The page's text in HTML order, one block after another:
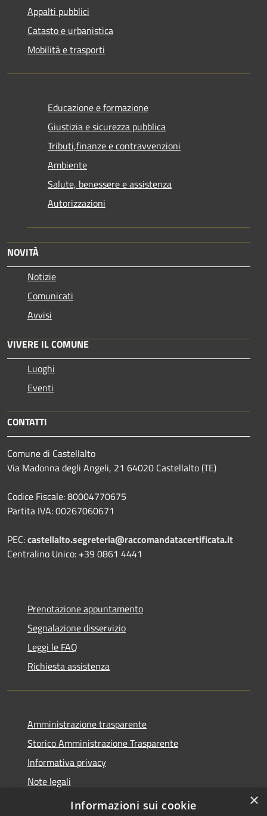
Appalti pubblici
Catasto e urbanistica
Mobilità e trasporti
Educazione e formazione
Giustizia e sicurezza pubblica
Tributi,finanze e contravvenzioni
Ambiente
Salute, benessere e assistenza
Autorizzazioni
NOVITÀ
Notizie
Comunicati
Avvisi
VIVERE IL COMUNE
Luoghi
Eventi
CONTATTI
Comune di Castellalto
Via Madonna degli Angeli, 21 64020 Castellalto (TE)
Codice Fiscale: 80004770675
Partita IVA: 00267060671
PEC:castellalto.segreteria@raccomandatacertificata.it
Centralino Unico: +39 0861 4441
Prenotazione appuntamento
Segnalazione disservizio
Leggi le FAQ
Richiesta assistenza
Amministrazione trasparente
Storico Amministrazione Trasparente
Informativa privacy
Note legali
Dichiarazione di accessibilità
×
Informazioni sui cookie